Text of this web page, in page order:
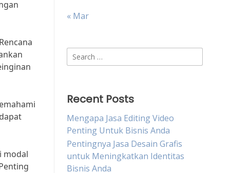
modal
« Mar
Search
for:
Recent Posts
Mengapa Jasa Editing Video
Penting Untuk Bisnis Anda
Pentingnya Jasa Desain Grafis
untuk Meningkatkan Identitas
Bisnis Anda